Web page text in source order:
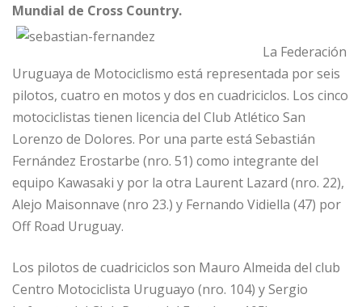
Mundial de Cross Country.
La Federación
Uruguaya de Motociclismo está representada por seis
pilotos, cuatro en motos y dos en cuadriciclos. Los cinco
motociclistas tienen licencia del Club Atlético San
Lorenzo de Dolores. Por una parte está Sebastián
Fernández Erostarbe (nro. 51) como integrante del
equipo Kawasaki y por la otra Laurent Lazard (nro. 22),
Alejo Maisonnave (nro 23.) y Fernando Vidiella (47) por
Off Road Uruguay.
Los pilotos de cuadriciclos son Mauro Almeida del club
Centro Motociclista Uruguayo (nro. 104) y Sergio